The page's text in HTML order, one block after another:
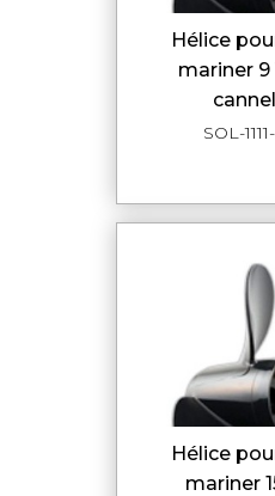
hélice pour mercury
mariner 9
SOL-
hélice pour mercury
mariner